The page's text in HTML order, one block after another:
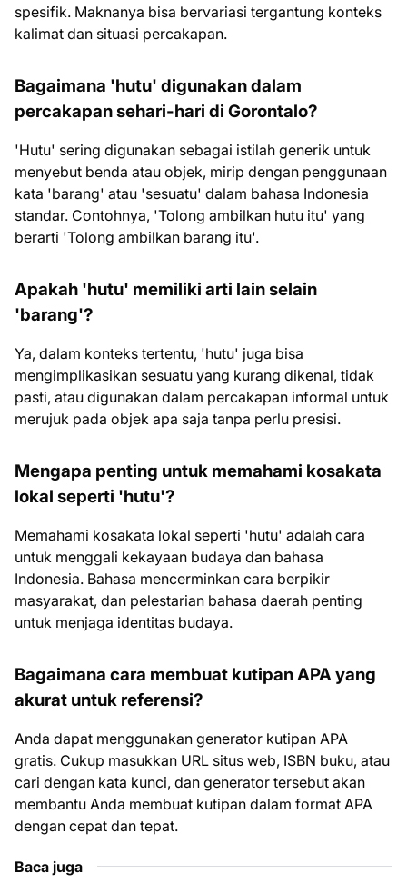
spesifik. Maknanya bisa bervariasi tergantung konteks
kalimat dan situasi percakapan.
Bagaimana 'hutu' digunakan dalam
percakapan sehari-hari di Gorontalo?
'Hutu' sering digunakan sebagai istilah generik untuk
menyebut benda atau objek, mirip dengan penggunaan
kata 'barang' atau 'sesuatu' dalam bahasa Indonesia
standar. Contohnya, 'Tolong ambilkan hutu itu' yang
berarti 'Tolong ambilkan barang itu'.
Apakah 'hutu' memiliki arti lain selain
'barang'?
Ya, dalam konteks tertentu, 'hutu' juga bisa
mengimplikasikan sesuatu yang kurang dikenal, tidak
pasti, atau digunakan dalam percakapan informal untuk
merujuk pada objek apa saja tanpa perlu presisi.
Mengapa penting untuk memahami kosakata
lokal seperti 'hutu'?
Memahami kosakata lokal seperti 'hutu' adalah cara
untuk menggali kekayaan budaya dan bahasa
Indonesia. Bahasa mencerminkan cara berpikir
masyarakat, dan pelestarian bahasa daerah penting
untuk menjaga identitas budaya.
Bagaimana cara membuat kutipan APA yang
akurat untuk referensi?
Anda dapat menggunakan generator kutipan APA
gratis. Cukup masukkan URL situs web, ISBN buku, atau
cari dengan kata kunci, dan generator tersebut akan
membantu Anda membuat kutipan dalam format APA
dengan cepat dan tepat.
Baca juga